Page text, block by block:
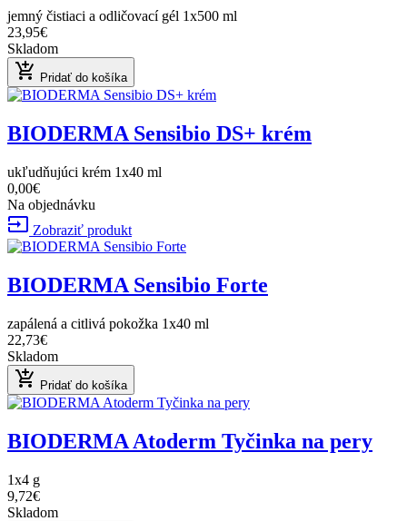
jemný čistiaci a odličovací gél 1x500 ml
23,95€
Skladom
add_shopping_cart Pridať do košíka
BIODERMA Sensibio DS+ krém
ukľudňujúci krém 1x40 ml
0,00€
Na objednávku
input Zobraziť produkt
BIODERMA Sensibio Forte
zapálená a citlivá pokožka 1x40 ml
22,73€
Skladom
add_shopping_cart Pridať do košíka
BIODERMA Atoderm Tyčinka na pery
1x4 g
9,72€
Skladom